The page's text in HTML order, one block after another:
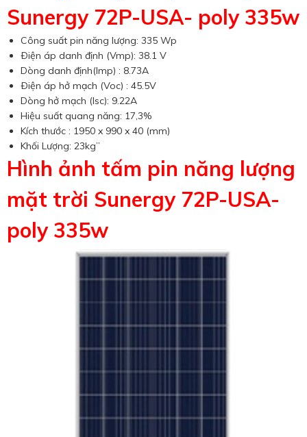
Sunergy 72P-USA- poly 335w
Công suất pin năng lượng: 335 Wp
Ðiện áp danh định (Vmp): 38.1 V
Dòng danh định(Imp) : 8.73A
Ðiện áp hở mạch (Voc) : 45.5V
Dòng hở mạch (Isc): 9.22A
Hiệu suất quang năng: 17,3%
Kích thước : 1950 x 990 x 40 (mm)
Khối Lượng: 23kg”
Hình ảnh tấm pin năng lượng
mặt trời Sunergy 72P-USA-
poly 335w